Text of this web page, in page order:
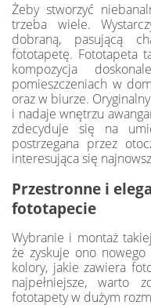
Żeby stworzyć
trzeba wiele.
dobraną, pasującą
fototapetę. Fototapeta
kompozycja
pomieszczeniach w
oraz w biurze.
i nadaje wnętrzu
zdecyduje się na
postrzegana przez
interesująca się
Przestronne i
fototapecie
Wybranie i montaż
że zyskuje ono
kolory, jakie zawiera
najpełniejsze, warto
fototapety w dużym